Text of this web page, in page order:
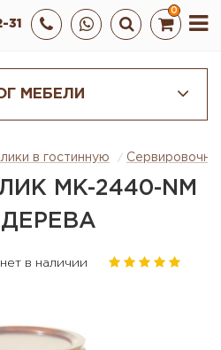
0
31
МЕБЕЛИ
в гостинную
MK-2440-NM
нет в наличии